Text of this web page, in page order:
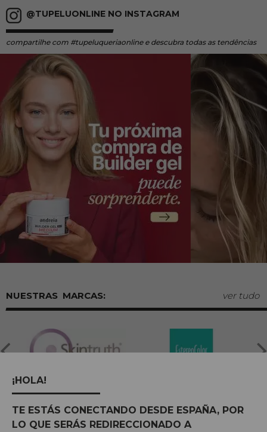
@TUPELUONLINE NO INSTAGRAM
compartilhe com #tupeluqueriaonline e descubra todas as tendências
MARCAS: ver tudo
¡HOLA!
TE ESTÁS CONECTANDO DESDE ESPAÑA, POR
LO QUE SERÁS REDIRECCIONADO A